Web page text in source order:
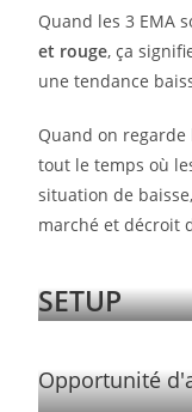
Quand les 3 EMA
et rouge, ça
une tendance
Quand on regarde
tout le temps où
situation de baisse,
marché et décroit
SETUP
Opportunité